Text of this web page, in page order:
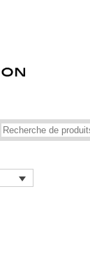
Recherche
pour :